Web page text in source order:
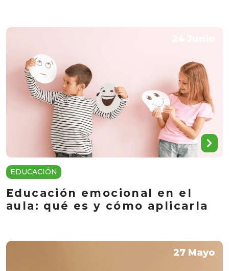
EDUCACIÓN
Educación emocional en el
aula: qué es y cómo aplicarla
27 Mayo